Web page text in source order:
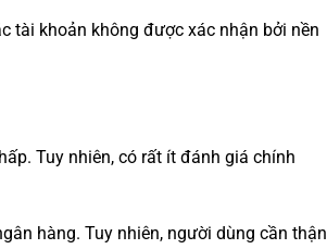
tài khoản không được xác nhận bởi nền
Tuy nhiên, có rất ít đánh giá chính
hàng. Tuy nhiên, người dùng cần thận